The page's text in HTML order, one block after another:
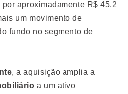
aproximadamente R$ 45,2
um movimento de
fundo no segmento de
, a aquisição amplia a
a um ativo